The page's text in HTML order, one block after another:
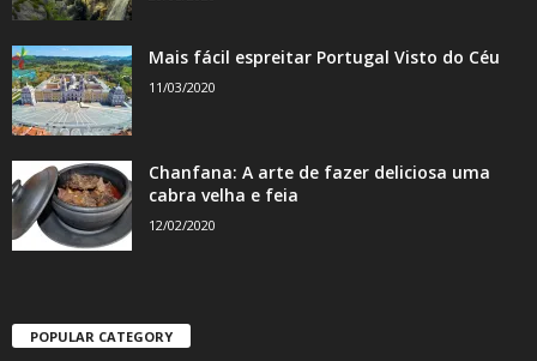
Mais fácil espreitar Portugal Visto do Céu
11/03/2020
Chanfana: A arte de fazer deliciosa uma
cabra velha e feia
12/02/2020
POPULAR CATEGORY